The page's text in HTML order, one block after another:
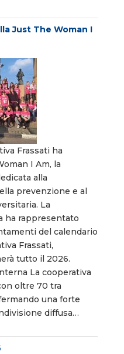
Just The Woman I
Frassati ha
I Am, la
alla
prevenzione e al
La
ha rappresentato
del calendario
Frassati,
tutto il 2026.
La cooperativa
oltre 70 tra
una forte
diffusa…